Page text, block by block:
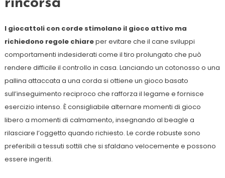
rincorsa
I giocattoli con corde stimolano il gioco attivo ma
richiedono regole chiareper evitare che il cane sviluppi
comportamenti indesiderati come il tiro prolungato che può
rendere difficile il controllo in casa. Lanciando un cotonosso o una
pallina attaccata a una corda si ottiene un gioco basato
sull’inseguimento reciproco che rafforza il legame e fornisce
esercizio intenso. È consigliabile alternare momenti di gioco
libero a momenti di calmamento, insegnando al beagle a
rilasciare l’oggetto quando richiesto. Le corde robuste sono
preferibili a tessuti sottili che si sfaldano velocemente e possono
essere ingeriti.